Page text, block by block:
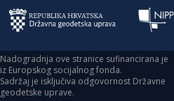
Nadogradnja ove stranice sufinancirana je
iz Europskog socijalnog fonda.
Sadržaj je isključiva odgovornost Državne
geodetske uprave.